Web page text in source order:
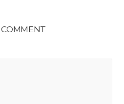
COMMENT